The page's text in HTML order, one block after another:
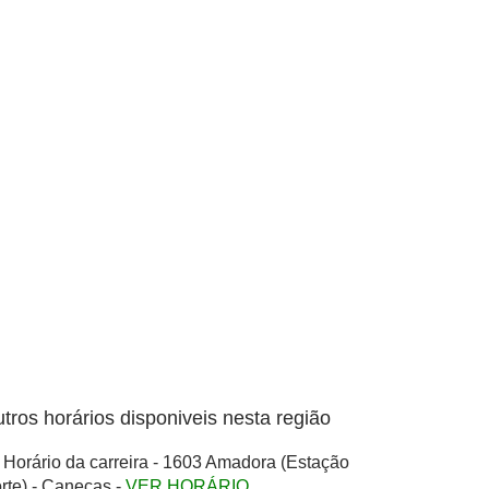
horários disponiveis nesta região
Horário da carreira - 1603 Amadora (Estação